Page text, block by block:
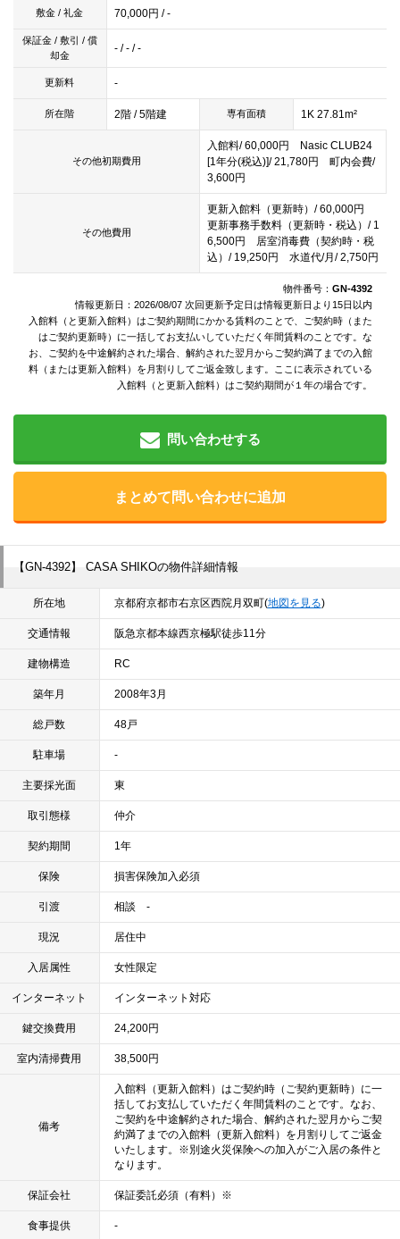
敷金 / 礼金 70,000円 / -
保証金 / 敷引 / 償
却金
- / - / -
更新料 -
所在階 2階 / 5階建 専有面積 1K 27.81m²
その他初期費用
入館料/ 60,000円 Nasic CLUB24
[1年分(税込)]/ 21,780円 町内会費/
3,600円
その他費用
更新入館料（更新時）/ 60,000円
更新事務手数料（更新時・税込）/ 1
6,500円 居室消毒費（契約時・税
込）/ 19,250円 水道代/月/ 2,750円
物件番号： GN-4392
情報更新日：2026/08/07 次回更新予定日は情報更新日より15日以内
入館料（と更新入館料）はご契約期間にかかる賃料のことで、ご契約時（また
はご契約更新時）に一括してお支払いしていただく年間賃料のことです。な
お、ご契約を中途解約された場合、解約された翌月からご契約満了までの入館
料（または更新入館料）を月割りしてご返金致します。ここに表示されている
入館料（と更新入館料）はご契約期間が１年の場合です。
問い合わせする
まとめて問い合わせに追加
【GN-4392】 CASA SHIKOの物件詳細情報
所在地 京都府京都市右京区西院月双町(地図を見る)
交通情報 阪急京都本線西京極駅徒歩11分
建物構造 RC
築年月 2008年3月
総戸数 48戸
駐車場 -
主要採光面 東
取引態様 仲介
契約期間 1年
保険 損害保険加入必須
引渡 相談 -
現況 居住中
入居属性 女性限定
インターネット インターネット対応
鍵交換費用 24,200円
室内清掃費用 38,500円
備考
入館料（更新入館料）はご契約時（ご契約更新時）に一
括してお支払していただく年間賃料のことです。なお、
ご契約を中途解約された場合、解約された翌月からご契
約満了までの入館料（更新入館料）を月割りしてご返金
いたします。※別途火災保険への加入がご入居の条件と
なります。
保証会社 保証委託必須（有料）※
食事提供 -